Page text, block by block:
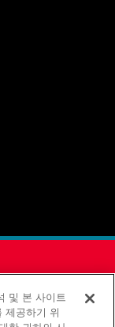
및 본 사이트
제공하기 위